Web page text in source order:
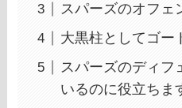
スパーズのオフェ
大黒柱としてゴー
スパーズのディフ
いるのに役立ちま